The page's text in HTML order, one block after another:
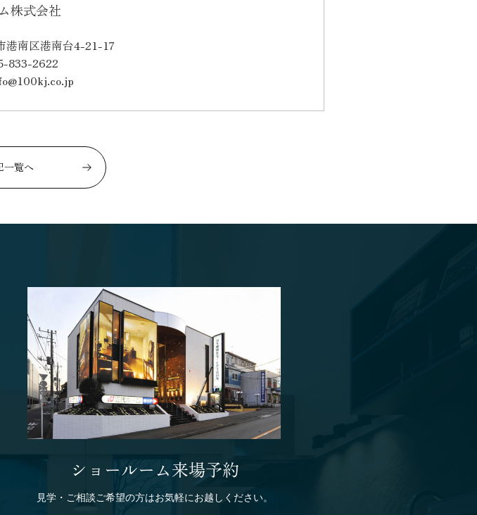
株式会社
港南区港南台4-21-17
833-2622
一覧へ
ショールーム来場予約
見学・ご相談ご希望の方はお気軽にお越しください。